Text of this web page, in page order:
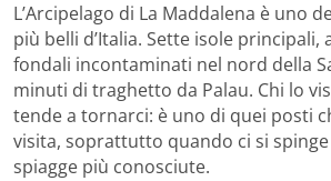
L’Arcipelago di La Maddalena è uno
più belli d’Italia. Sette isole principali,
fondali incontaminati nel nord della
minuti di traghetto da Palau. Chi lo
tende a tornarci: è uno di quei posti
visita, soprattutto quando ci si
spiagge più conosciute.